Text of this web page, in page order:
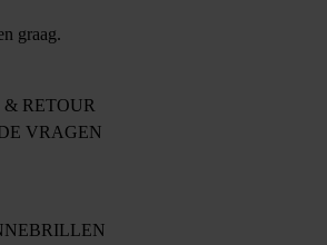
graag.
RETOUR
VRAGEN